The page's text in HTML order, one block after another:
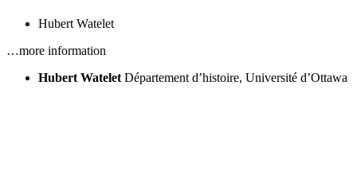
Hubert Watelet
…more information
Hubert Watelet Département d’histoire, Université d’Ottawa